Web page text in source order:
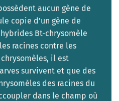
aucun gène de
copie d’un gène de
Bt-chrysomèle
racines contre les
il est
survivent et que des
des racines du
dans le champ où